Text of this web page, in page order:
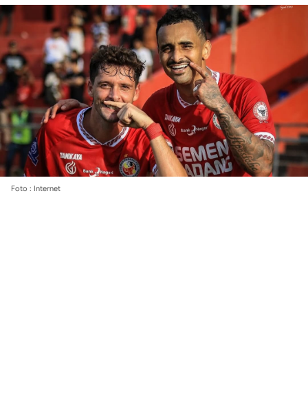
Foto : Internet